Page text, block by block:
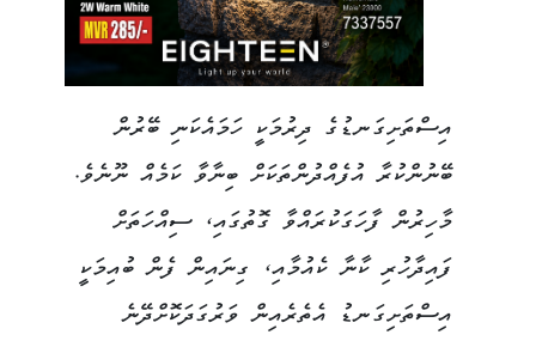
އިސްތަށިގަނޑުގެ ދިރުމަކީ ހަމައެކަނި ބޭރުން
ބޭނުންކުރާ އުފެއްދުންތަކަށް ބިނާވާ ކަމެއް ނޫނެވެ.
މާހިރުން ފާހަގަކުރައްވާ ގޮތުގައި، ސިއްހަތަށް
ފައިދާހުރި ކާނާ ކެއުމާއި، ގިނައިން ފެން ބުއިމަކީ
އިސްތަށިގަނޑު އެތެރެއިން ވަރުގަދަކޮށްދޭނެ